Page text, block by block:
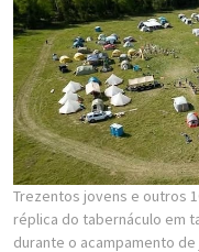
Trezentos jovens e outros
réplica do tabernáculo em
durante o acampamento